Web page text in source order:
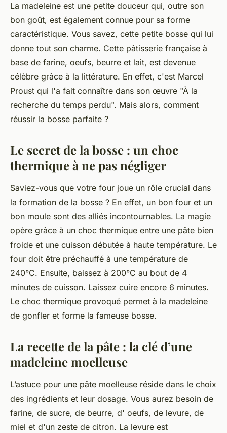
La madeleine est une petite douceur qui, outre son
bon goût, est également connue pour sa forme
caractéristique. Vous savez, cette petite bosse qui lui
donne tout son charme. Cette pâtisserie française à
base de farine, oeufs, beurre et lait, est devenue
célèbre grâce à la littérature. En effet, c'est Marcel
Proust qui l'a fait connaître dans son œuvre "À la
recherche du temps perdu". Mais alors, comment
réussir la bosse parfaite ?
Le secret de la bosse : un choc
thermique à ne pas négliger
Saviez-vous que votre four joue un rôle crucial dans
la formation de la bosse ? En effet, un bon four et un
bon moule sont des alliés incontournables. La magie
opère grâce à un choc thermique entre une pâte bien
froide et une cuisson débutée à haute température. Le
four doit être préchauffé à une température de
240°C. Ensuite, baissez à 200°C au bout de 4
minutes de cuisson. Laissez cuire encore 6 minutes.
Le choc thermique provoqué permet à la madeleine
de gonfler et forme la fameuse bosse.
La recette de la pâte : la clé d’une
madeleine moelleuse
L’astuce pour une pâte moelleuse réside dans le choix
des ingrédients et leur dosage. Vous aurez besoin de
farine, de sucre, de beurre, d' oeufs, de levure, de
miel et d'un zeste de citron. La levure est